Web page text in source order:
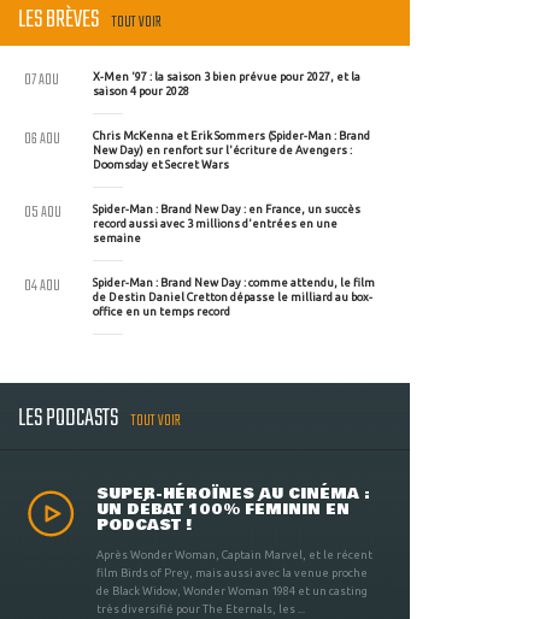
LES BRÈVES TOUT VOIR
X-Men '97 : la saison 3 bien prévue pour 2027, et la
saison 4 pour 2028
07 AOU
Chris McKenna et Erik Sommers (Spider-Man : Brand
New Day) en renfort sur l'écriture de Avengers :
Doomsday et Secret Wars
06 AOU
Spider-Man : Brand New Day : en France, un succès
record aussi avec 3 millions d'entrées en une
semaine
05 AOU
Spider-Man : Brand New Day : comme attendu, le film
de Destin Daniel Cretton dépasse le milliard au box-
office en un temps record
04 AOU
LES PODCASTS TOUT VOIR
SUPER-HÉROÏNES AU CINÉMA :
UN DÉBAT 100% FÉMININ EN
PODCAST !
Après Wonder Woman, Captain Marvel, et le récent
film Birds of Prey, mais aussi avec la venue proche
de Black Widow, Wonder Woman 1984 et un casting
très diversifié pour The Eternals, les ...